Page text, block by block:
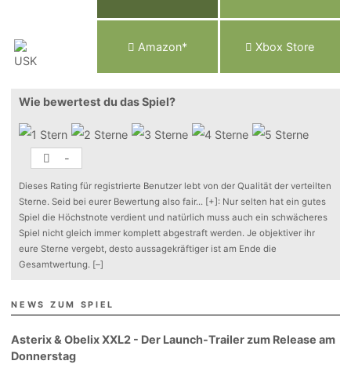
Amazon* Xbox Store
Wie bewertest du das Spiel?
-
Dieses Rating für registrierte Benutzer lebt von der Qualität der verteilten
Sterne. Seid bei eurer Bewertung also fair... [+] : Nur selten hat ein gutes
Spiel die Höchstnote verdient und natürlich muss auch ein schwächeres
Spiel nicht gleich immer komplett abgestraft werden. Je objektiver ihr
eure Sterne vergebt, desto aussagekräftiger ist am Ende die
Gesamtwertung. [–]
NEWS ZUM SPIEL
Asterix & Obelix XXL2 - Der Launch-Trailer zum Release am
Donnerstag